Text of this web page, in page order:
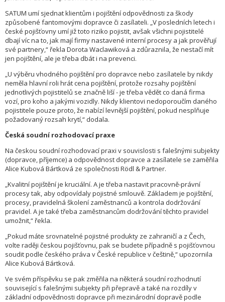
SATUM umí sjednat klientům i pojištění odpovědnosti za škody
způsobené fantomovými dopravce či zasílateli. „V posledních letech i
české pojišťovny umí již toto riziko pojistit, avšak všichni pojistitelé
dbají víc na to, jak mají firmy nastavené interní procesy a jak prověřují
své partnery,“ řekla Dorota Waclawiková a zdůraznila, že nestačí mít
jen pojištění, ale je třeba dbát i na prevenci.
„U výběru vhodného pojištění pro dopravce nebo zasílatele by nikdy
neměla hlavní roli hrát cena pojištění, protože rozsahy pojištění
jednotlivých pojistitelů se značně liší - je třeba vědět co daná firma
vozí, pro koho a jakými vozidly. Nikdy klientovi nedoporoučím daného
pojistitele pouze proto, že nabízí levnější pojištění, pokud nesplňuje
požadovaný rozsah krytí,“ dodala.
Česká soudní rozhodovací praxe
Na českou soudní rozhodovací praxi v souvislosti s falešnými subjekty
(dopravce, příjemce) a odpovědnost dopravce a zasílatele se zaměřila
Alice Kubová Bártková ze společnosti Rödl & Partner.
„Kvalitní pojištění je kruciální. A je třeba nastavit pracovně-právní
procesy tak, aby odpovídaly pojistné smlouvě. Základem je pojištění,
procesy, pravidelná školení zaměstnanců a kontrola dodržování
pravidel. A je také třeba zaměstnancům dodržování těchto pravidel
umožnit,“ řekla.
„Pokud máte srovnatelné pojistné produkty ze zahraničí a z Čech,
volte raději českou pojišťovnu, pak se budete případně s pojišťovnou
soudit podle českého práva v České republice v češtině,“ upozornila
Alice Kubová Bártková.
Ve svém příspěvku se pak změřila na některá soudní rozhodnutí
související s falešnými subjekty při přepravě a také na rozdíly v
základní odpovědnosti dopravce při mezinárodní dopravě podle